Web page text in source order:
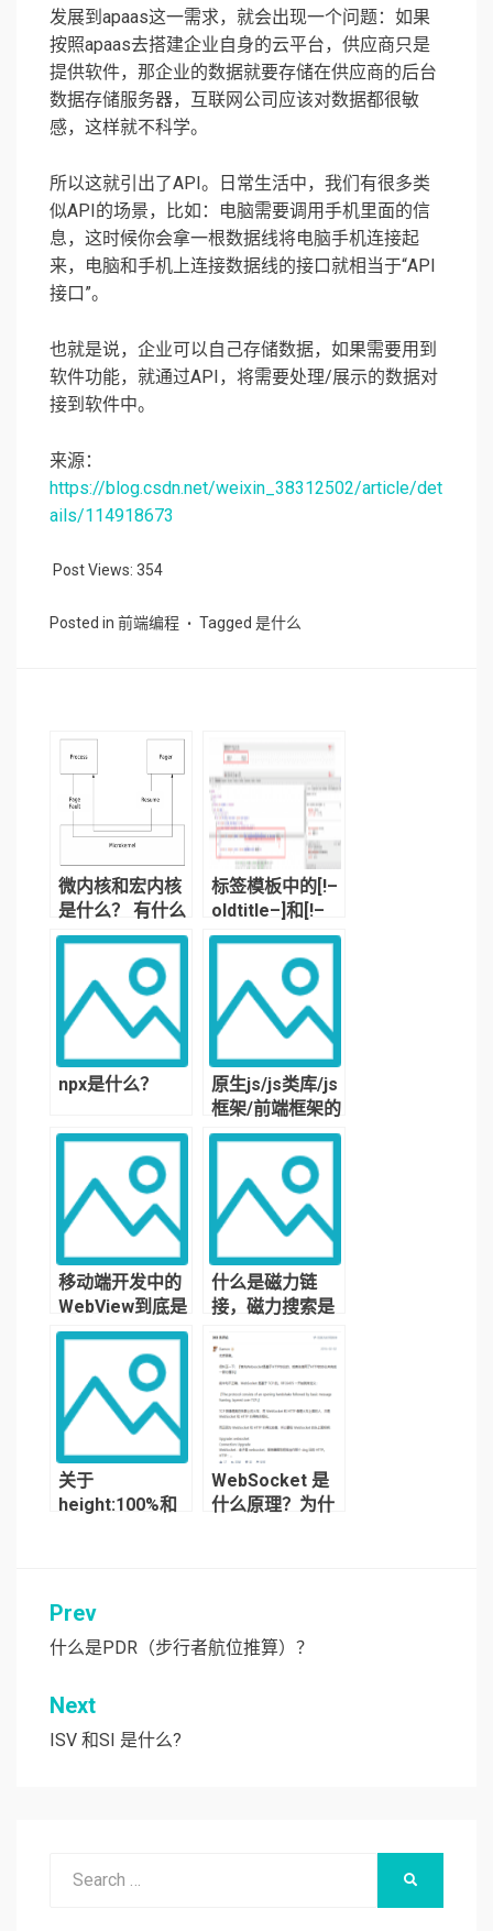
发展到apaas这一需求，就会出现一个问题：如果
按照apaas去搭建企业自身的云平台，供应商只是
提供软件，那企业的数据就要存储在供应商的后台
数据存储服务器，互联网公司应该对数据都很敏
感，这样就不科学。
所以这就引出了API。日常生活中，我们有很多类
似API的场景，比如：电脑需要调用手机里面的信
息，这时候你会拿一根数据线将电脑手机连接起
来，电脑和手机上连接数据线的接口就相当于“API
接口”。
也就是说，企业可以自己存储数据，如果需要用到
软件功能，就通过API，将需要处理/展示的数据对
接到软件中。
来源：
https://blog.csdn.net/weixin_38312502/article/det
ails/114918673
Post Views: 354
Posted in 前端编程 Tagged 是什么
微内核和宏内核
是什么？ 有什么
区别？
标签模板中的[!–
oldtitle–]和[!–
title–]有什么区
npx是什么？
原生js/js类库/js
框架/前端框架的
区别是什么？
移动端开发中的
WebView到底是
什么？
什么是磁力链
接，磁力搜索是
关于
height:100%和
WebSocket 是
什么原理？为什
文
章
导
航
Prev
什么是PDR（步行者航位推算）？
Next
ISV 和SI 是什么?